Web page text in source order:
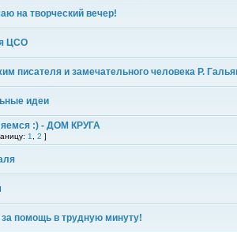
на творческий вечер!
ЦСО
писателя и замечательного человека Р.
идеи
:) - ДОМ КРУГА
1 2 ]
помощь в трудную минуту!